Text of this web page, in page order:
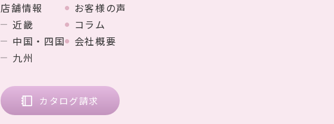
店舗情報
近畿
中国・四国
九州
お客様の声
コラム
会社概要
カタログ請求